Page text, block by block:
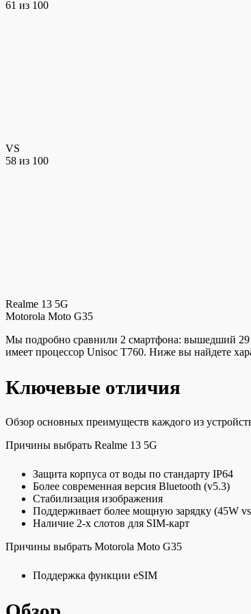
61 из 100
VS
58 из 100
Realme 13 5G
Motorola Moto G35
Мы подробно сравнили 2 смартфона: вышедший 29
имеет процессор Unisoc T760. Ниже вы найдете
Ключевые отличия
Обзор основных преимуществ каждого из
Причины выбрать Realme 13 5G
Защита корпуса от воды по стандарту IP64
Более современная версия Bluetooth (v5.3)
Стабилизация изображения
Поддерживает более мощную зарядку (45W
Наличие 2-х слотов для SIM-карт
Причины выбрать Motorola Moto G35
Поддержка функции eSIM